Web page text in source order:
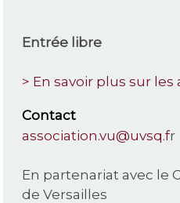
Entrée libre
> En savoir plus sur les
Contact
association.vu@uvsq.fr
En partenariat avec le
de Versailles